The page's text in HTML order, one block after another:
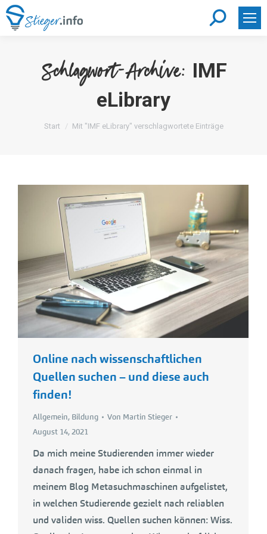
Search:
Schlagwort-Archive: IMF
eLibrary
Sie befinden sich hier:
Start Mit "IMF eLibrary" verschlagwortete Einträge
Online nach wissenschaftlichen
Quellen suchen – und diese auch
finden!
Allgemein, Bildung Von Martin Stieger
August 14, 2021
Da mich meine Studierenden immer wieder
danach fragen, habe ich schon einmal in
meinem Blog Metasuchmaschinen aufgelistet,
in welchen Studierende gezielt nach reliablen
und validen wiss. Quellen suchen können: Wiss.